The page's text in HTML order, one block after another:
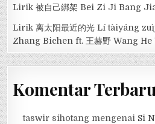
Lirik 被自己綁架 Bei Zi Ji Bang
Lirik 离太阳最近的光 Lí tàiyáng
Zhang Bichen ft. 王赫野 Wang He
Komentar Terbaru
taswir sihotang mengenai Si